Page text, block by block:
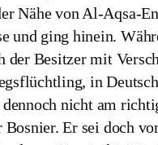
Nähe von Al-Aqsa-
und ging hinein.
Besitzer mit
in
nicht am
Er sei doch